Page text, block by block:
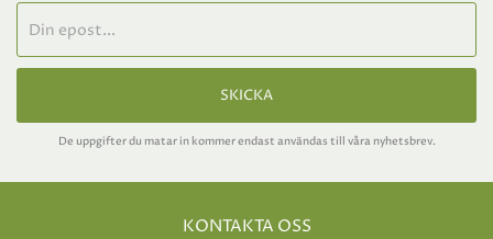
SKICKA
De uppgifter du matar in kommer endast användas till våra nyhetsbrev.
KONTAKTA OSS